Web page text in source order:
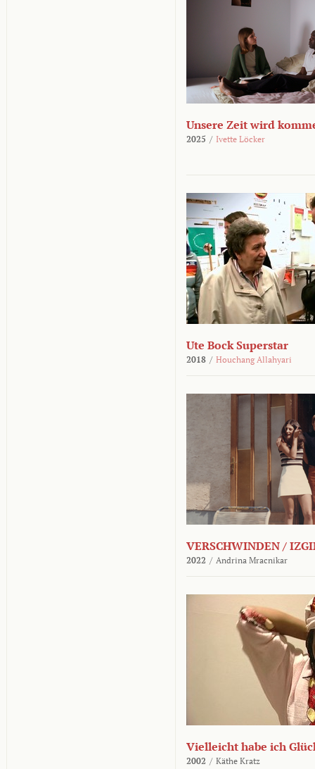
Unsere Zeit wird
2025 / Ivette Löcker
Ute Bock Superstar
2018 / Houchang Allahyari
VERSCHWINDEN /
2022 / Andrina Mracnikar
Vielleicht habe ich
2002 / Käthe Kratz